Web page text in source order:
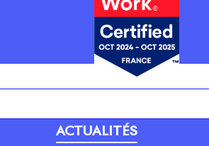
ACTUALITÉS